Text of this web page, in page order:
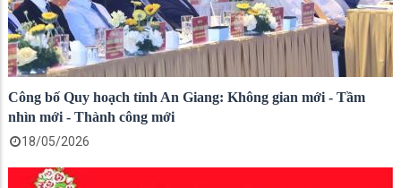
Công bố Quy hoạch tỉnh An Giang: Không gian mới - Tầm
nhìn mới - Thành công mới
18/05/2026